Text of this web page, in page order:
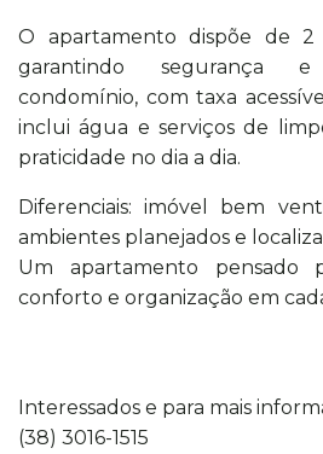
O apartamento dispõe de 2
garantindo segurança
condomínio, com taxa
inclui água e serviços de
praticidade no dia a dia.
Diferenciais: imóvel bem
ambientes planejados e
Um apartamento pensado
conforto e organização em
Interessados e para mais
(38) 3016-1515